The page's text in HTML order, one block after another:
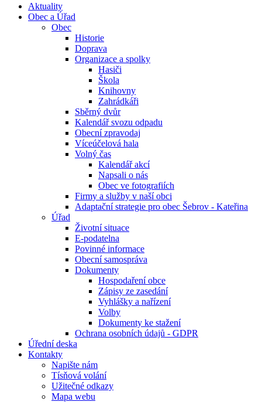
Aktuality
Obec a Úřad
Obec
Historie
Doprava
Organizace a spolky
Hasiči
Škola
Knihovny
Zahrádkáři
Sběrný dvůr
Kalendář svozu odpadu
Obecní zpravodaj
Víceúčelová hala
Volný čas
Kalendář akcí
Napsali o nás
Obec ve fotografiích
Firmy a služby v naší obci
Adaptační strategie pro obec Šebrov - Kateřina
Úřad
Životní situace
E-podatelna
Povinné informace
Obecní samospráva
Dokumenty
Hospodaření obce
Zápisy ze zasedání
Vyhlášky a nařízení
Volby
Dokumenty ke stažení
Ochrana osobních údajů - GDPR
Úřední deska
Kontakty
Napište nám
Tísňová volání
Užitečné odkazy
Mapa webu